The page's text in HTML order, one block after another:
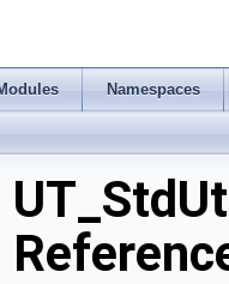
Namespaces